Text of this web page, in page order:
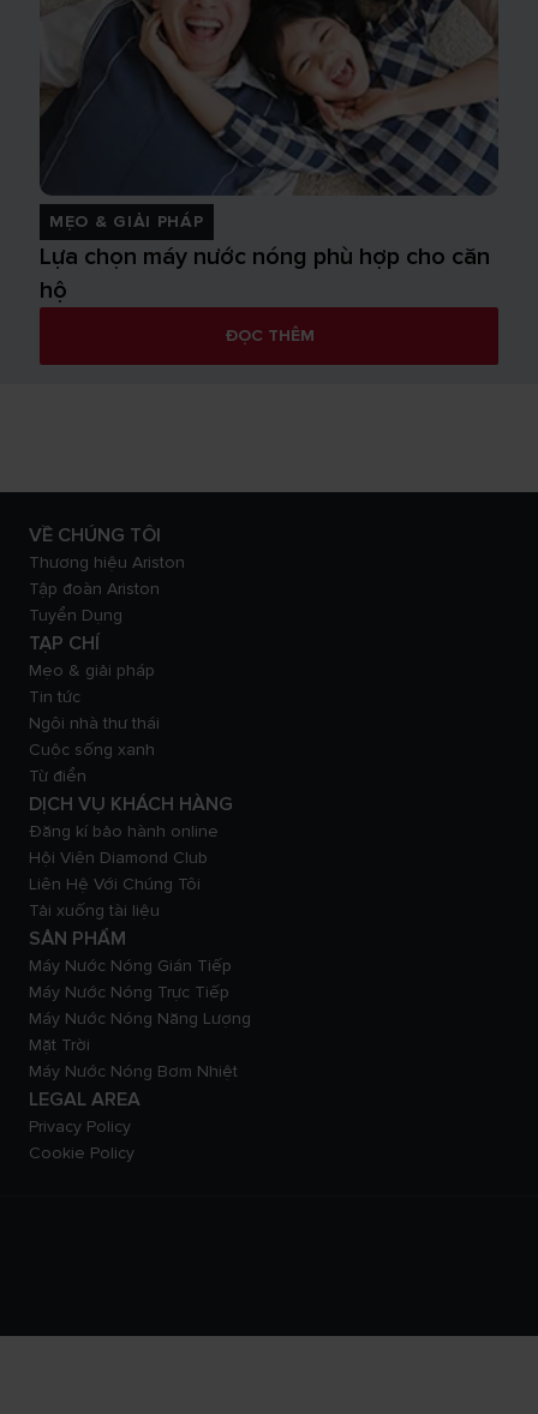
MẸO & GIẢI PHÁP
Lựa chọn máy nước nóng phù hợp cho căn
hộ
ĐỌC THÊM
VỀ CHÚNG TÔI
Thương hiệu Ariston
Tập đoàn Ariston
Tuyển Dụng
TẠP CHÍ
Mẹo & giải pháp
Tin tức
Ngôi nhà thư thái
Cuộc sống xanh
Từ điển
DỊCH VỤ KHÁCH HÀNG
Đăng kí bảo hành online
Hội Viên Diamond Club
Liên Hệ Với Chúng Tôi
Tải xuống tài liệu
SẢN PHẨM
Máy Nước Nóng Gián Tiếp
Máy Nước Nóng Trực Tiếp
Máy Nước Nóng Năng Lượng
Mặt Trời
Máy Nước Nóng Bơm Nhiệt
LEGAL AREA
Privacy Policy
Cookie Policy